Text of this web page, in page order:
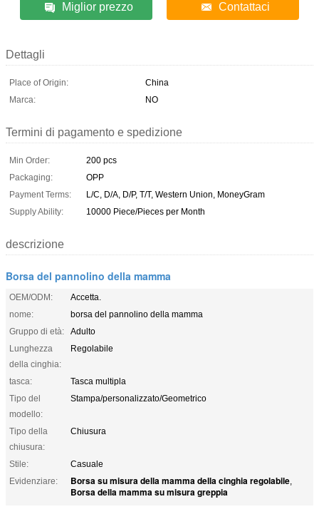
Miglior prezzo Contattaci
Dettagli
Place of Origin:
China
Marca:
NO
Termini di pagamento e spedizione
Min Order:
200 pcs
Packaging:
OPP
Payment Terms:
L/C, D/A, D/P, T/T, Western Union, MoneyGram
Supply Ability:
10000 Piece/Pieces per Month
descrizione
Borsa del pannolino della mamma
OEM/ODM:
Accetta.
nome:
borsa del pannolino della mamma
Gruppo di età:
Adulto
Lunghezza
della cinghia:
Regolabile
tasca:
Tasca multipla
Tipo del
modello:
Stampa/personalizzato/Geometrico
Tipo della
chiusura:
Chiusura
Stile:
Casuale
Evidenziare:
Borsa su misura della mamma della cinghia regolabile,
Borsa della mamma su misura greppia